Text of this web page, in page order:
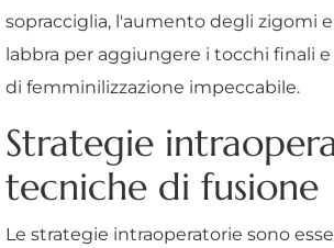
sopracciglia, l'aumento degli zigomi
labbra per aggiungere i tocchi finali
di femminilizzazione impeccabile.
Strategie
tecniche di fusione
Le strategie intraoperatorie sono